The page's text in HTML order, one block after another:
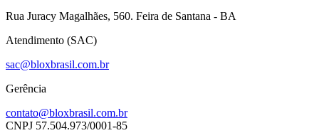
Rua Juracy Magalhães, 560. Feira de Santana - BA
Atendimento (SAC)
sac@bloxbrasil.com.br
Gerência
contato@bloxbrasil.com.br
CNPJ 57.504.973/0001-85